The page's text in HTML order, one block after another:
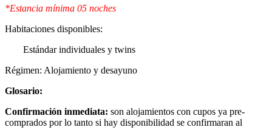
*Estancia mínima 05 noches
Habitaciones disponibles:
Estándar individuales y twins
Régimen: Alojamiento y desayuno
Glosario:
Confirmación inmediata: son alojamientos con cupos ya pre-
comprados por lo tanto si hay disponibilidad se confirmaran al